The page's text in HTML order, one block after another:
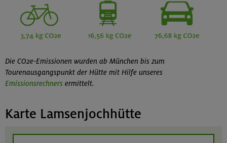
Die CO2e-Emissionen wurden ab München bis zum
Tourenausgangspunkt der Hütte mit Hilfe unseres
Emissionsrechners ermittelt.
Karte Lamsenjochhütte